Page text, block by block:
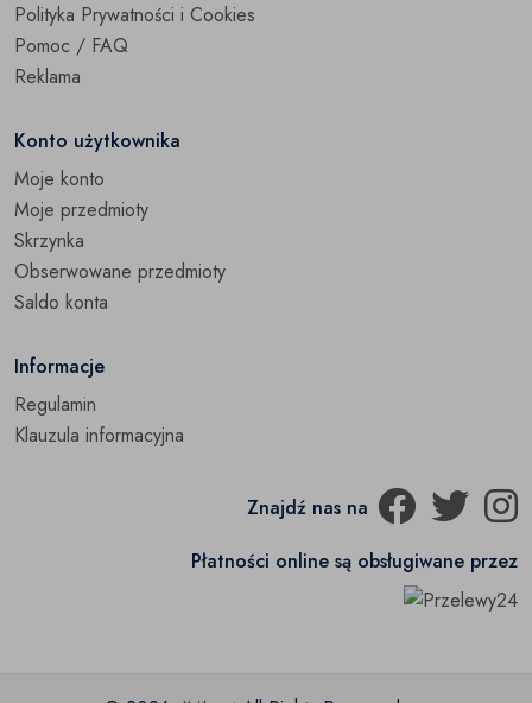
Polityka Prywatności i Cookies
Pomoc / FAQ
Reklama
Konto użytkownika
Moje konto
Moje przedmioty
Skrzynka
Obserwowane przedmioty
Saldo konta
Informacje
Regulamin
Klauzula informacyjna
Znajdź nas na
Płatności online są obsługiwane przez